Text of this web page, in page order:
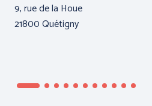
9, rue de la Houe
21800 Quétigny